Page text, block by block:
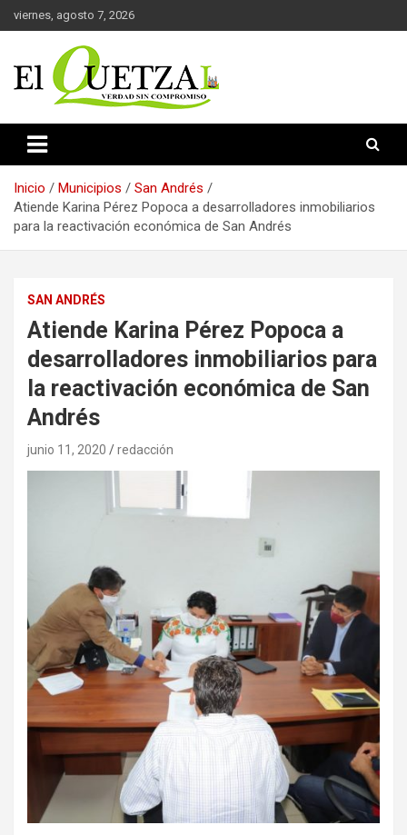
Saltar
al
viernes, agosto 7, 2026
El Quetzal de Cholula
Inicio Municipios
San Andrés
Atiende Karina Pérez Popoca a desarrolladores inmobiliarios
para la reactivación económica de San Andrés
SAN ANDRÉS
Atiende Karina Pérez Popoca a
desarrolladores inmobiliarios para
la reactivación económica de San
Andrés
junio 11, 2020 redacción